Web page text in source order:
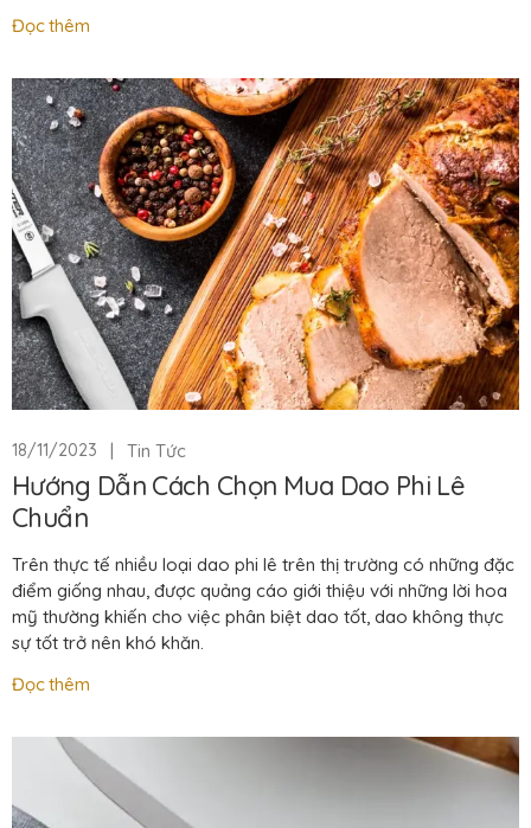
Đọc thêm
18/11/2023 | Tin Tức
Hướng Dẫn Cách Chọn Mua Dao Phi Lê
Chuẩn
Trên thực tế nhiều loại dao phi lê trên thị trường có những đặc
điểm giống nhau, được quảng cáo giới thiệu với những lời hoa
mỹ thường khiến cho việc phân biệt dao tốt, dao không thực
sự tốt trở nên khó khăn.
Đọc thêm